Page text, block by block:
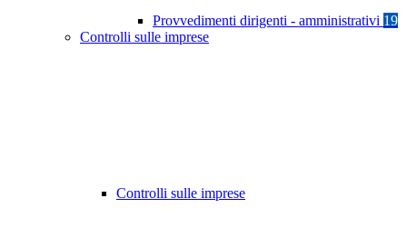
Provvedimenti dirigenti - amministrativi 19
Controlli sulle imprese
Controlli sulle imprese